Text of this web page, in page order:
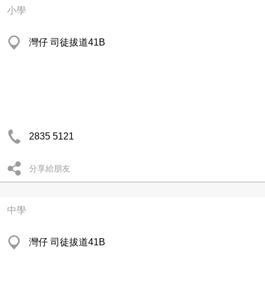
小學
灣仔 司徒拔道41B
2835 5121
分享給朋友
中學
灣仔 司徒拔道41B